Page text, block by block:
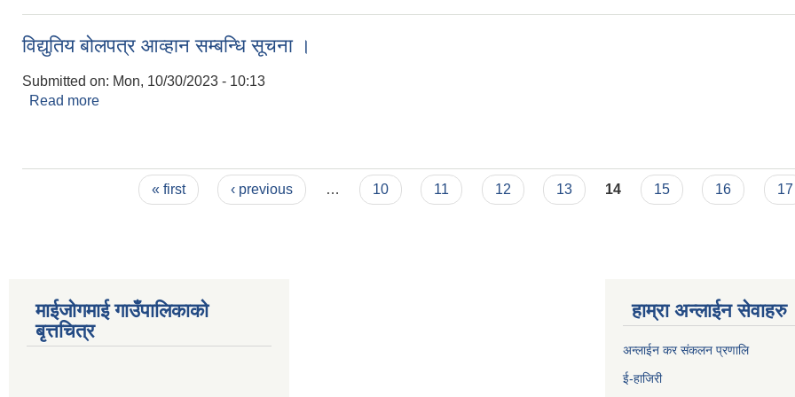
विद्युतिय बोलपत्र आव्हान सम्बन्धि सूचना ।
Submitted on: Mon, 10/30/2023 - 10:13
Read more
« first ‹ previous … 10 11 12 13 14 15 16 17
माईजोगमाई गाउँपालिकाको
बृत्तचित्र
हाम्रा अन्लाईन सेवाहरु
अन्लाईन कर संकलन प्रणालि
ई-हाजिरी